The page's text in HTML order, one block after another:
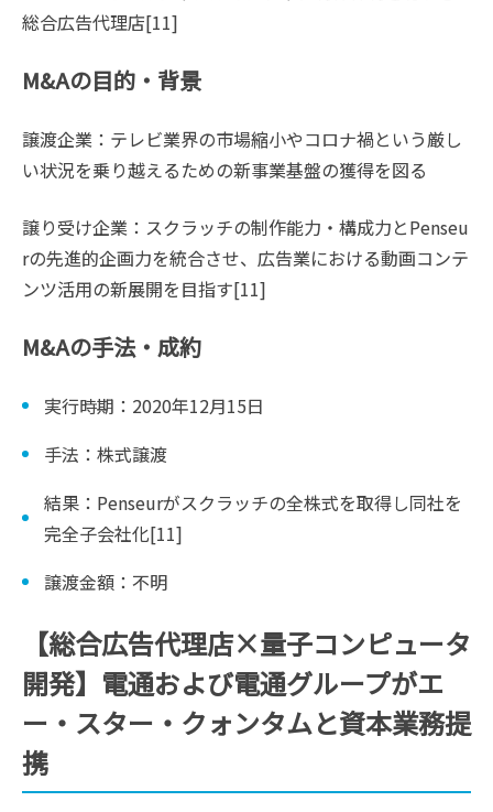
総合広告代理店[11]
M&Aの目的・背景
譲渡企業：テレビ業界の市場縮小やコロナ禍という厳し
い状況を乗り越えるための新事業基盤の獲得を図る
譲り受け企業：スクラッチの制作能力・構成力とPenseu
rの先進的企画力を統合させ、広告業における動画コンテ
ンツ活用の新展開を目指す[11]
M&Aの手法・成約
実行時期：2020年12月15日
手法：株式譲渡
結果：Penseurがスクラッチの全株式を取得し同社を
完全子会社化[11]
譲渡金額：不明
【総合広告代理店×量子コンピュータ
開発】電通および電通グループがエ
ー・スター・クォンタムと資本業務提
携